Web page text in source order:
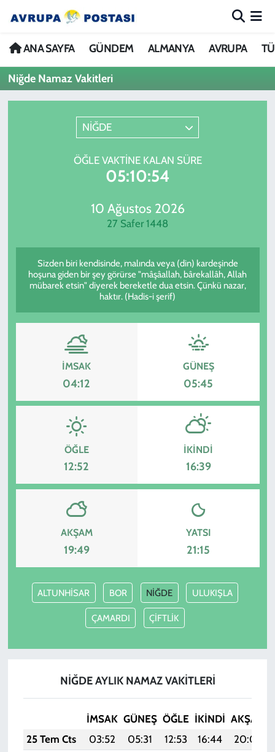
ANA SAYFA GÜNDEM ALMANYA AVRUPA
Niğde Namaz Vakitleri
NİĞDE
ÖĞLE VAKTINE KALAN SÜRE
05:10:54
10 Ağustos 2026
27 Safer 1448
Sizden biri kendisinde, malında veya (din) kardeşinde
hoşuna giden bir şey görürse "mâşâallah, bârekallâh, Allah
mübarek etsin" diyerek bereketle dua etsin. Çünkü nazar,
haktır. (Hadis-i şerif)
İMSAK
04:12
GÜNEŞ
05:45
ÖĞLE
12:52
İKINDI
16:39
AKŞAM
19:49
YATSI
21:15
ALTUNHİSAR BOR NİĞDE ULUKIŞLA
ÇAMARDI ÇİFTLİK
NİĞDE AYLIK NAMAZ VAKITLERI
İMSAK GÜNEŞ ÖĞLE İKINDI AKŞAM
25 Tem Cts
03:52 05:31 12:53 16:44 20:04
ANA SAYFA
GÜNDEM
SPOR
Nöbetçi Eczaneler
Hava Durumu
Trafik Durumu
Avrupa Ligi Puan Durumu ve Fikstür
Tüm Manşetler
Haber Arşivi